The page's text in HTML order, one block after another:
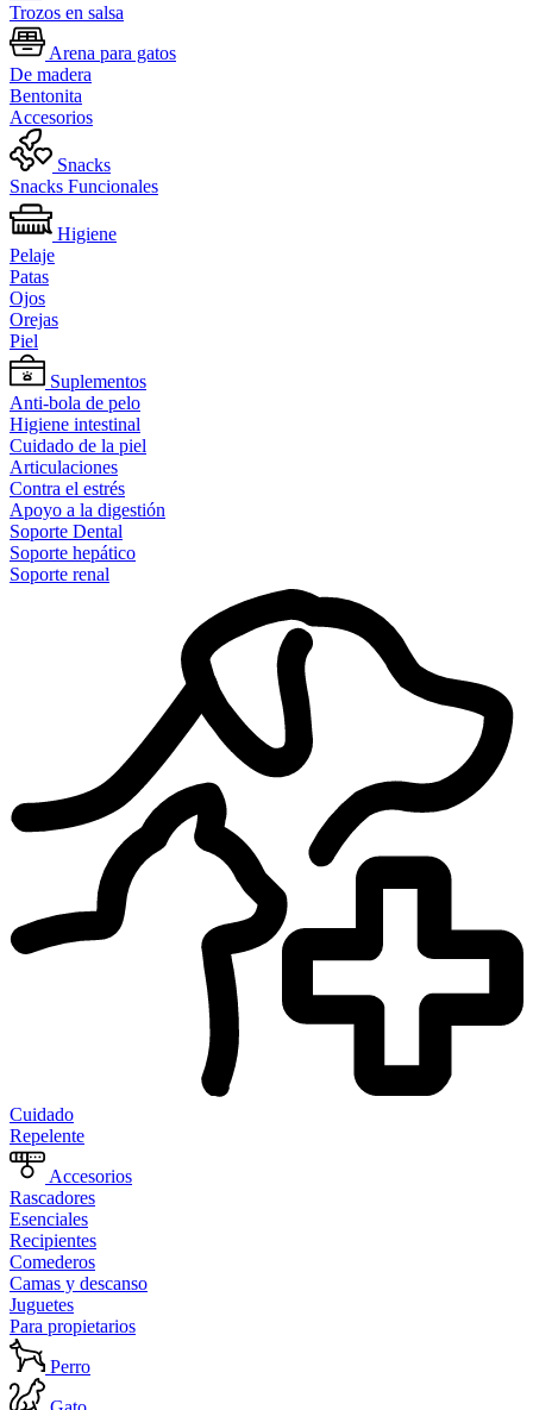
Trozos en salsa
Arena para gatos
De madera
Bentonita
Accesorios
Snacks
Snacks Funcionales
Higiene
Pelaje
Patas
Ojos
Orejas
Piel
Suplementos
Anti-bola de pelo
Higiene intestinal
Cuidado de la piel
Articulaciones
Contra el estrés
Apoyo a la digestión
Soporte Dental
Soporte hepático
Soporte renal
Cuidado
Repelente
Accesorios
Rascadores
Esenciales
Recipientes
Comederos
Camas y descanso
Juguetes
Para propietarios
Perro